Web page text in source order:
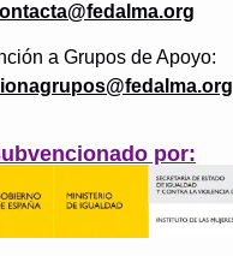
a Grupos de Apoyo:
por: